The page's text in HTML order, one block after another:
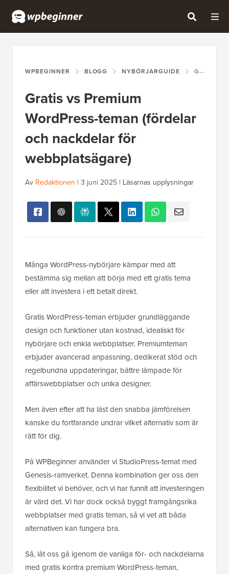
WPBEGINNER BLOGG NYBÖRJARGUIDE GRATIS VS PREMIUM WORDPRESS-TEMAN (FÖRDELAR OCH NACKDELAR FÖR WEBBPLATSÄGARE)
Gratis vs Premium
WordPress-teman (fördelar
och nackdelar för
webbplatsägare)
Av Redaktionen | 3 juni 2025 | Läsarnas upplysningar
Många WordPress-nybörjare kämpar med att
bestämma sig mellan att börja med ett gratis tema
eller att investera i ett betalt direkt.
Gratis WordPress-teman erbjuder grundläggande
design och funktioner utan kostnad, idealiskt för
nybörjare och enkla webbplatser. Premiumteman
erbjuder avancerad anpassning, dedikerat stöd och
regelbundna uppdateringar, bättre lämpade för
affärswebbplatser och unika designer.
Men även efter att ha läst den snabba jämförelsen
kanske du fortfarande undrar vilket alternativ som är
rätt för dig.
På WPBeginner använder vi StudioPress-temat med
Genesis-ramverket. Denna kombination ger oss den
flexibilitet vi behöver, och vi har funnit att investeringen
är värd det. Vi har dock också byggt framgångsrika
webbplatser med gratis teman, så vi vet att båda
alternativen kan fungera bra.
Så, låt oss gå igenom de vanliga för- och nackdelarna
med gratis kontra premium WordPress-teman,